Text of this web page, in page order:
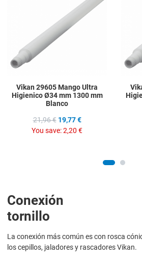
Vikan 29605 Mango Ultra
Higienico Ø34 mm 1300 mm
Blanco
21,96 € 19,77 €
You save:2,20 €
Conexión
tornillo
La conexión más común es con rosca
los cepillos, jaladores y rascadores Vikan.